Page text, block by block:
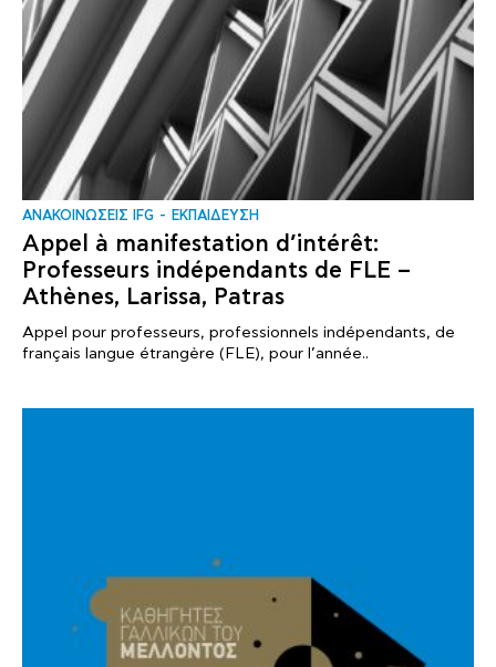
ΑΝΑΚΟΙΝΩΣΕΙΣ IFG ΕΚΠΑΙΔΕΥΣΗ
Appel à manifestation d’intérêt:
Professeurs indépendants de FLE –
Athènes, Larissa, Patras
Appel pour professeurs, professionnels indépendants, de
français langue étrangère (FLE), pour l’année..